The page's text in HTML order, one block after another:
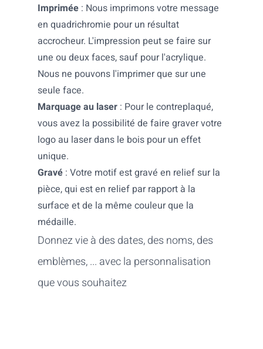
Imprimée : Nous imprimons votre message
en quadrichromie pour un résultat
accrocheur. L'impression peut se faire sur
une ou deux faces, sauf pour l'acrylique.
Nous ne pouvons l'imprimer que sur une
seule face.
Marquage au laser : Pour le contreplaqué,
vous avez la possibilité de faire graver votre
logo au laser dans le bois pour un effet
unique.
Gravé : Votre motif est gravé en relief sur la
pièce, qui est en relief par rapport à la
surface et de la même couleur que la
médaille.
Donnez vie à des dates, des noms, des
emblèmes, ... avec la personnalisation
que vous souhaitez